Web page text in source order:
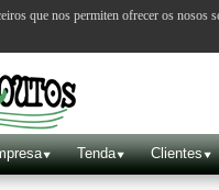
Tenda Clientes
que nos permiten ofrecer os nosos